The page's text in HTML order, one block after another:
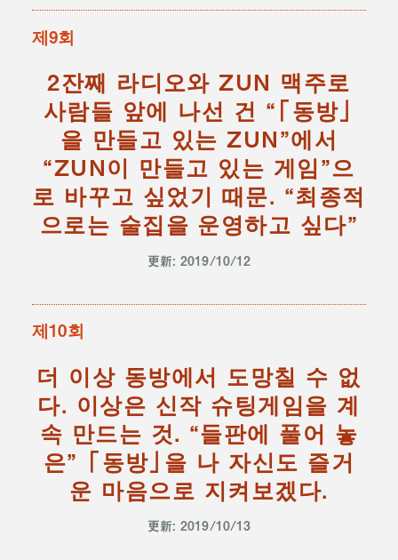
제9회
2잔째 라디오와 ZUN 맥주로
사람들 앞에 나선 건 “「동방」
을 만들고 있는 ZUN”에서
“ZUN이 만들고 있는 게임”으
로 바꾸고 싶었기 때문. “최종적
으로는 술집을 운영하고 싶다”
更新: 2019/10/12
제10회
더 이상 동방에서 도망칠 수 없
다. 이상은 신작 슈팅게임을 계
속 만드는 것. “들판에 풀어 놓
은” 「동방」을 나 자신도 즐거
운 마음으로 지켜보겠다.
更新: 2019/10/13